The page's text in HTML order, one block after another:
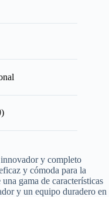
y completo
y cómoda para la
gama de características
y un equipo duradero en